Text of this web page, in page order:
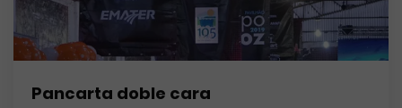
Pancarta doble cara